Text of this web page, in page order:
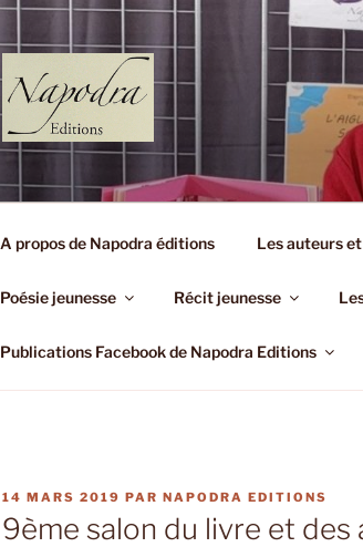
NAPODRA
A propos de Napodra éditions Les auteurs
Poésie jeunesse Récit jeunesse
Publications Facebook de Napodra Editions
PUBLIÉ
LE
14 MARS 2019 PAR NAPODRA EDITIONS
9ème salon du livre et des